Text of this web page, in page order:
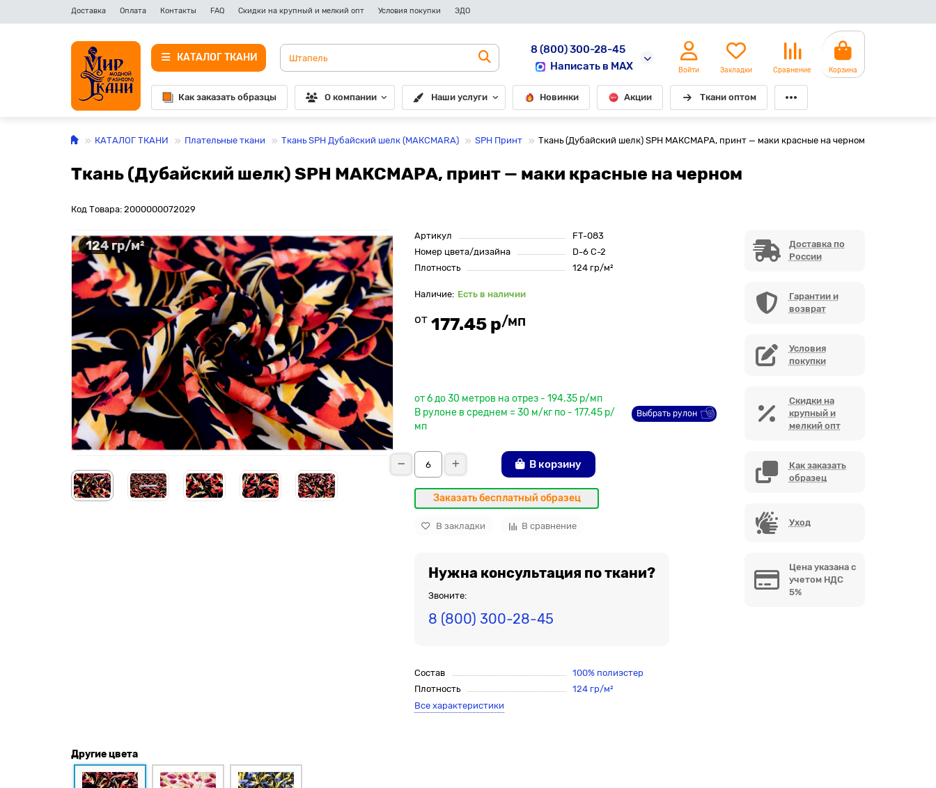
Доставка Оплата Контакты FAQ Скидки на крупный и мелкий опт Условия покупки ЭДО
КАТАЛОГ ТКАНИ
8 (800) 300-28-45
Написать в MAX
Войти Закладки Сравнение Корзина
Как заказать образцы О компании Наши услуги Новинки Акции Ткани оптом
КАТАЛОГ ТКАНИ Плательные ткани Ткань SPH Дубайский шелк (МАКСМАRА) SPH Принт Ткань (Дубайский шелк) SPH МАКСМАРА, принт — маки красные на черном
Ткань (Дубайский шелк) SPH МАКСМАРА, принт — маки красные на черном
Код Товара: 2000000072029
124 гр/м²
Артикул
FT-083
Номер цвета/дизайна
D-6 С-2
Плотность
124 гр/м²
Есть в наличии
от 177.45 р/мп
от 6 до 30 метров на отрез - 194.35 р/мп
В рулоне в среднем = 30 м/кг по - 177.45 р/
мп
Выбрать рулон
В корзину
Заказать бесплатный образец
В закладки В сравнение
Нужна консультация по ткани?
Звоните:
8 (800) 300-28-45
Состав
100% полиэстер
Плотность
124 гр/м²
Все характеристики
Доставка по
России
Гарантии и
возврат
Условия
покупки
Скидки на
крупный и
мелкий опт
Как заказать
образец
Уход
Цена указана с
учетом НДС
5%
Другие цвета